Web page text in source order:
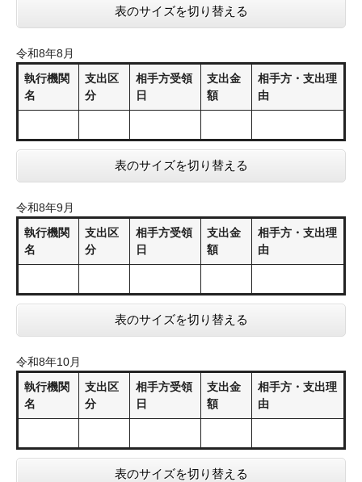
表のサイズを切り替える
令和8年8月
執行機関
名
支出区
分
相手方受領
日
支出金
額
相手方・支出理
由
表のサイズを切り替える
令和8年9月
執行機関
名
支出区
分
相手方受領
日
支出金
額
相手方・支出理
由
表のサイズを切り替える
令和8年10月
執行機関
名
支出区
分
相手方受領
日
支出金
額
相手方・支出理
由
表のサイズを切り替える